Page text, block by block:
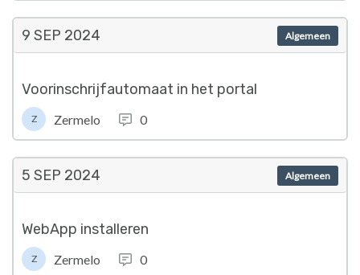
9 SEP 2024
Voorinschrijfautomaat in het portal
Z Zermelo 0
Algemeen
5 SEP 2024
WebApp installeren
Z Zermelo 0
Algemeen